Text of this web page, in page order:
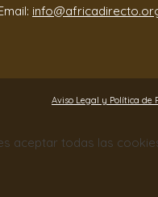
Aviso Legal y Política de
aceptar todas las